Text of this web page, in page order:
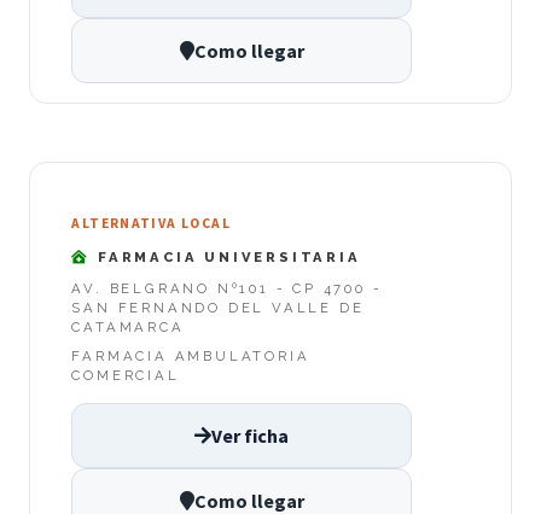
Como llegar
ALTERNATIVA LOCAL
FARMACIA UNIVERSITARIA
AV. BELGRANO Nº101 - CP 4700 -
SAN FERNANDO DEL VALLE DE
CATAMARCA
FARMACIA AMBULATORIA
COMERCIAL
Ver ficha
Como llegar